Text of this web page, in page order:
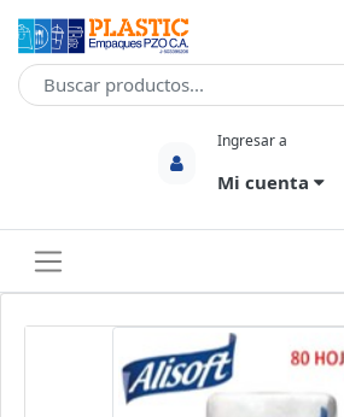
Ingresar a
Mi cuenta